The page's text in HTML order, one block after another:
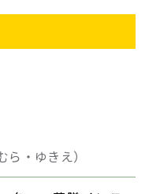
・ゆきえ）